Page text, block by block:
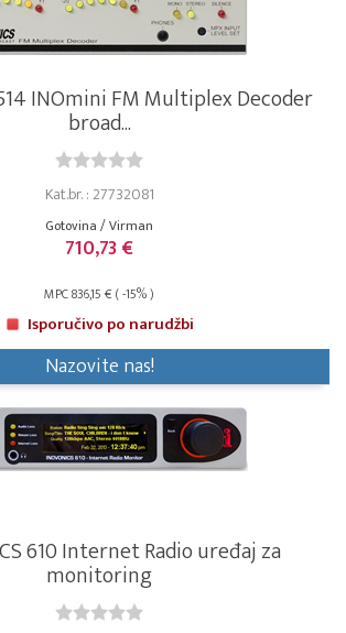
INOmini FM Multiplex Decoder
broad...
Kat.br. : 27732081
Gotovina / Virman
710,73 €
MPC 836,15 € ( -15% )
Isporučivo po narudžbi
Nazovite nas!
610 Internet Radio uređaj za
monitoring